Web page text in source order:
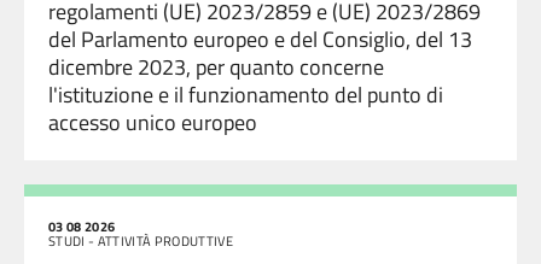
regolamenti (UE) 2023/2859 e (UE) 2023/2869
del Parlamento europeo e del Consiglio, del 13
dicembre 2023, per quanto concerne
l'istituzione e il funzionamento del punto di
accesso unico europeo
03 08 2026
STUDI - ATTIVITÀ PRODUTTIVE